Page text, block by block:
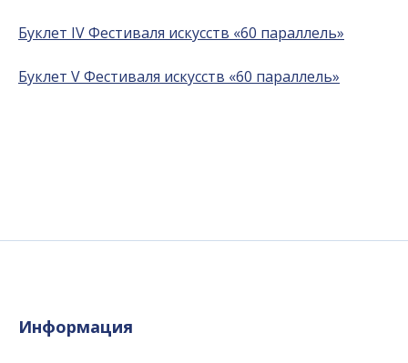
Буклет IV Фестиваля искусств «60 параллель»
Буклет V Фестиваля искусств «60 параллель»
Информация